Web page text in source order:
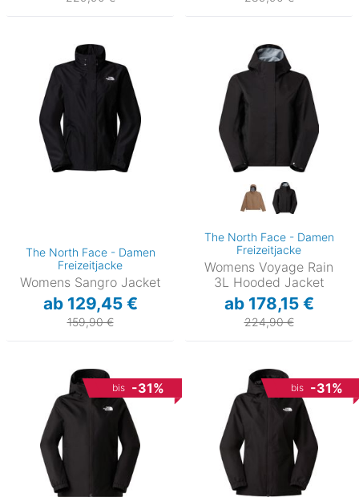
The North Face - Damen
Freizeitjacke
Womens Sangro Jacket
ab 129,45 €
159,90 €
The North Face - Damen
Freizeitjacke
Womens Voyage Rain
3L Hooded Jacket
ab 178,15 €
224,90 €
bis -31% bis -31%